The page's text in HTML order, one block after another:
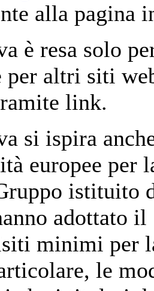
alla pagina
è resa solo
per altri siti
link.
si ispira
europee per
istituito
adottato
minimi per
le